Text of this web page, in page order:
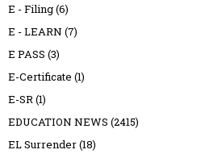
E - Filing(6)
E - LEARN (7)
E PASS (3)
E-Certificate (1)
E-SR (1)
EDUCATION NEWS (2415)
EL Surrender(18)